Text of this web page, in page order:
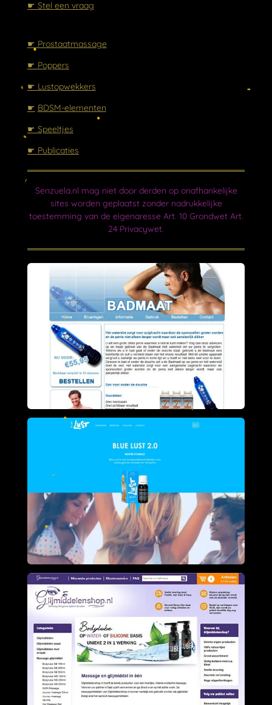
☛ Stel een vraag
☛ Prostaatmassage
☛ Poppers
☛ Lustopwekkers
☛ BDSM-elementen
☛ Speeltjes
☛ Publicaties
Senzuela.nl mag niet door derden op onafhankelijke
sites worden geplaatst zonder nadrukkelijke
toestemming van de eigenaresse Art. 10 Grondwet Art.
24 Privacywet.